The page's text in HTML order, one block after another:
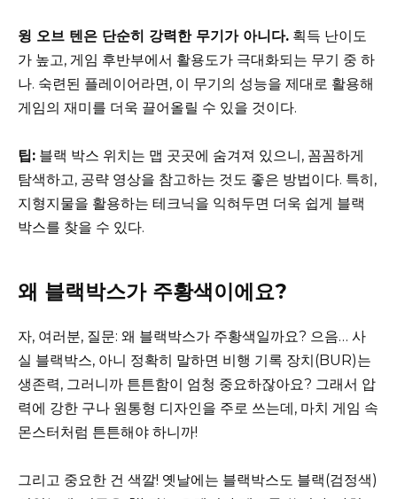
윙 오브 텐은 단순히 강력한 무기가 아니다. 획득 난이도
가 높고, 게임 후반부에서 활용도가 극대화되는 무기 중 하
나. 숙련된 플레이어라면, 이 무기의 성능을 제대로 활용해
게임의 재미를 더욱 끌어올릴 수 있을 것이다.
팁: 블랙 박스 위치는 맵 곳곳에 숨겨져 있으니, 꼼꼼하게
탐색하고, 공략 영상을 참고하는 것도 좋은 방법이다. 특히,
지형지물을 활용하는 테크닉을 익혀두면 더욱 쉽게 블랙
박스를 찾을 수 있다.
왜 블랙박스가 주황색이에요?
자, 여러분, 질문: 왜 블랙박스가 주황색일까요? 으음… 사
실 블랙박스, 아니 정확히 말하면 비행 기록 장치(BUR)는
생존력, 그러니까 튼튼함이 엄청 중요하잖아요? 그래서 압
력에 강한 구나 원통형 디자인을 주로 쓰는데, 마치 게임 속
몬스터처럼 튼튼해야 하니까!
그리고 중요한 건 색깔! 옛날에는 블랙박스도 블랙(검정색)